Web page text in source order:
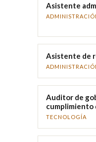
Asistente
Asistente de
Auditor de
cumplimiento
TECNOLOGÍA